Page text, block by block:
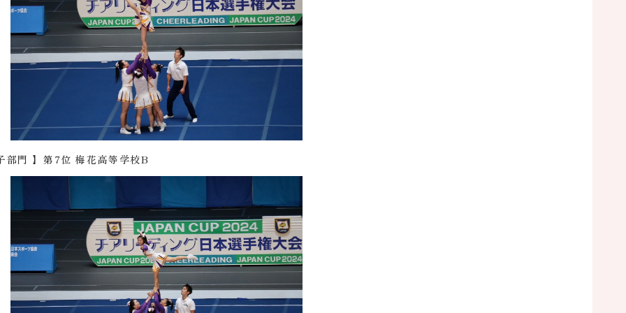
部門 】第7位 梅花高等学校B